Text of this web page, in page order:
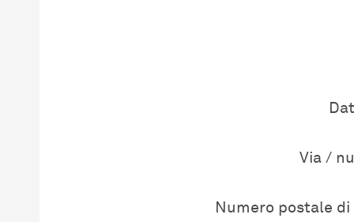
Via /
Numero postale